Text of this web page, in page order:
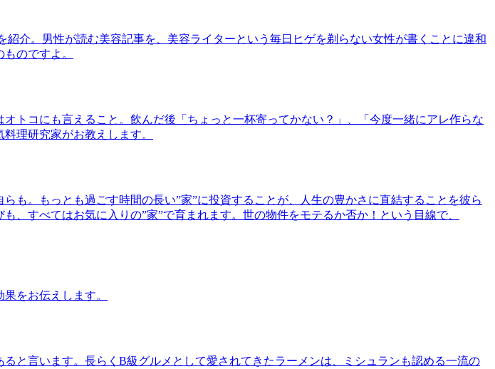
介。男性が読む美容記事を、美容ライターという毎日ヒゲを剃らない女性が書くことに違和
のですよ。
トコにも言えること。飲んだ後「ちょっと一杯寄ってかない？」、「今度一緒にアレ作らな
理研究家がお教えします。
も。もっとも過ごす時間の長い”家”に投資することが、人生の豊かさに直結することを彼ら
すべてはお気に入りの”家”で育まれます。世の物件をモテるか否か！という目線で、
をお伝えします。
と言います。長らくB級グルメとして愛されてきたラーメンは、ミシュランも認める一流の